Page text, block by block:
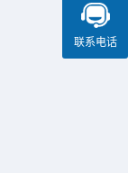
联系电话